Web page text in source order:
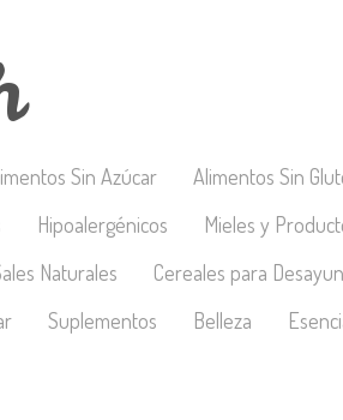
Sin Azúcar Alimentos Sin
Hipoalergénicos Mieles y
Naturales Cereales para
Suplementos Belleza